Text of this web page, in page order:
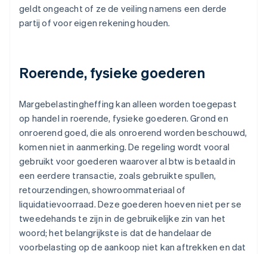
geldt ongeacht of ze de veiling namens een derde
partij of voor eigen rekening houden.
Roerende, fysieke goederen
Margebelastingheffing kan alleen worden toegepast
op handel in roerende, fysieke goederen. Grond en
onroerend goed, die als onroerend worden beschouwd,
komen niet in aanmerking. De regeling wordt vooral
gebruikt voor goederen waarover al btw is betaald in
een eerdere transactie, zoals gebruikte spullen,
retourzendingen, showroommateriaal of
liquidatievoorraad. Deze goederen hoeven niet per se
tweedehands te zijn in de gebruikelijke zin van het
woord; het belangrijkste is dat de handelaar de
voorbelasting op de aankoop niet kan aftrekken en dat